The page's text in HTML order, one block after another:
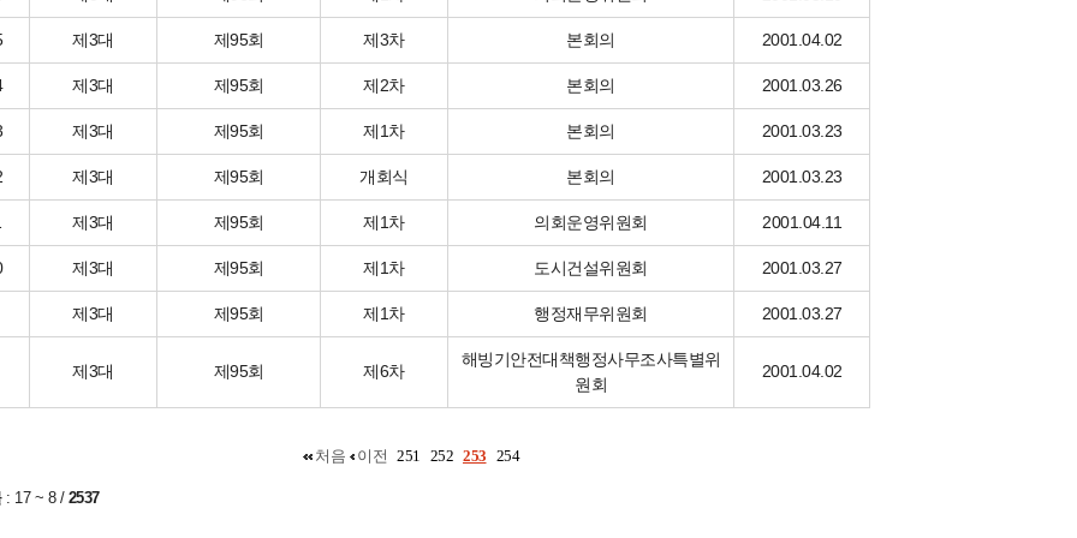
제3대 제95회 제3차 본회의 2001.04.02
제3대 제95회 제2차 본회의 2001.03.26
제3대 제95회 제1차 본회의 2001.03.23
제3대 제95회 개회식 본회의 2001.03.23
제3대 제95회 제1차 의회운영위원회 2001.04.11
제3대 제95회 제1차 도시건설위원회 2001.03.27
제3대 제95회 제1차 행정재무위원회 2001.03.27
제3대 제95회 제6차
해빙기안전대책행정사무조사특별위
원회
2001.04.02
처음 이전 251 252 253 254
: 17 ~ 8/ 2537